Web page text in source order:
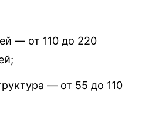
— от 110 до 220
— от 55 до 110